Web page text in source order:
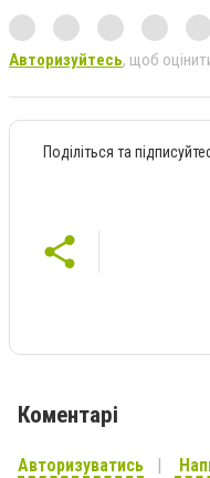
Авторизуйтесь, щоб
Поділіться та
Коментарі
Авторизуватись